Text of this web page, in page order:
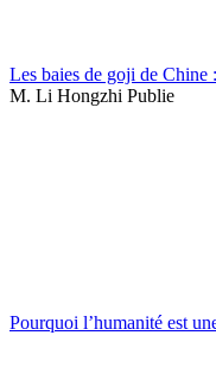
Les baies de goji de Chine
M. Li Hongzhi Publie
Pourquoi l’humanité est